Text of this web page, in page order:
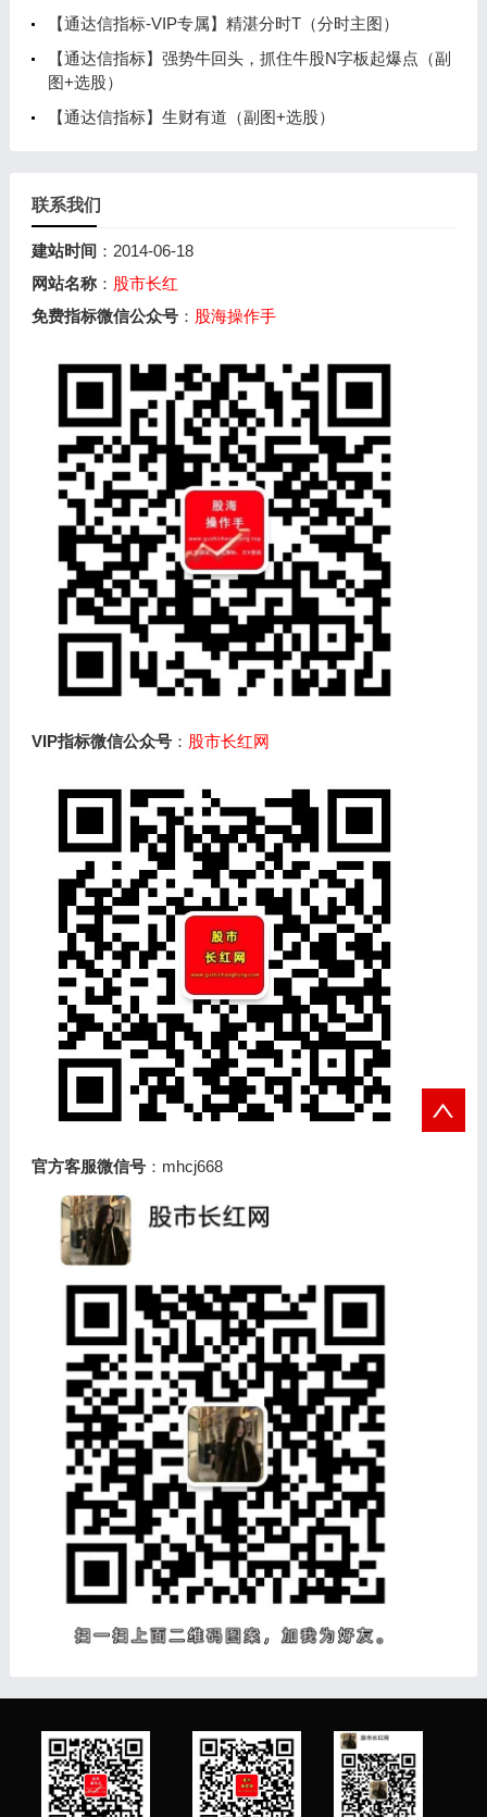
【通达信指标-VIP专属】精湛分时T（分时主图）
【通达信指标】强势牛回头，抓住牛股N字板起爆点（副
图+选股）
【通达信指标】生财有道（副图+选股）
联系我们
建站时间 ：2014-06-18
网站名称： 股市长红
免费指标微信公众号： 股海操作手
VIP指标微信公众号： 股市长红网
官方客服微信号：mhcj668